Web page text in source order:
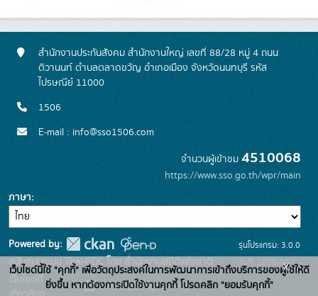
สำนักงานประกันสังคม สำนักงานใหญ่ เลขที่ 88/28 หมู่ 4 ถนน
ติวานนท์ ตำบลตลาดขวัญ อำเภอเมือง จังหวัดนนทบุรี รหัส
ไปรษณีย์ 11000
1506
E-mail : info@sso1506.com
จำนวนผู้เข้าชม 4510068
https://www.sso.go.th/wpr/main
ภาษา
Powered by:
สนับสนุนระบบ Thai-GDC โดย สำนักงานสถิติแห่งชาติ
เว็บไซต์ที่
ระบบบัญชีข้อมูลภาครัฐ
รุ่นโปรแกรม: 3.0.0
วันที่: 2025-06-
26
เว็บไซต์นี้ใช้ "คุกกี้" เพื่อวัตถุประสงค์ในการพัฒนาการเข้าถึงบริการของผู้ใช้ให้ดี
ยิ่งขึ้น หากต้องการเปิดใช้งานคุกกี้ โปรดคลิก "ยอมรับคุกกี้"
x